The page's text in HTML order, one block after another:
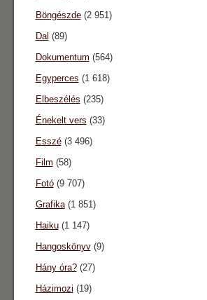
Böngészde(2 951)
Dal (89)
Dokumentum (564)
Egyperces (1 618)
Elbeszélés (235)
Énekelt vers (33)
Esszé(3 496)
Film (58)
Fotó(9 707)
Grafika(1 851)
Haiku(1 147)
Hangoskönyv(9)
Hány óra?(27)
Házimozi (19)